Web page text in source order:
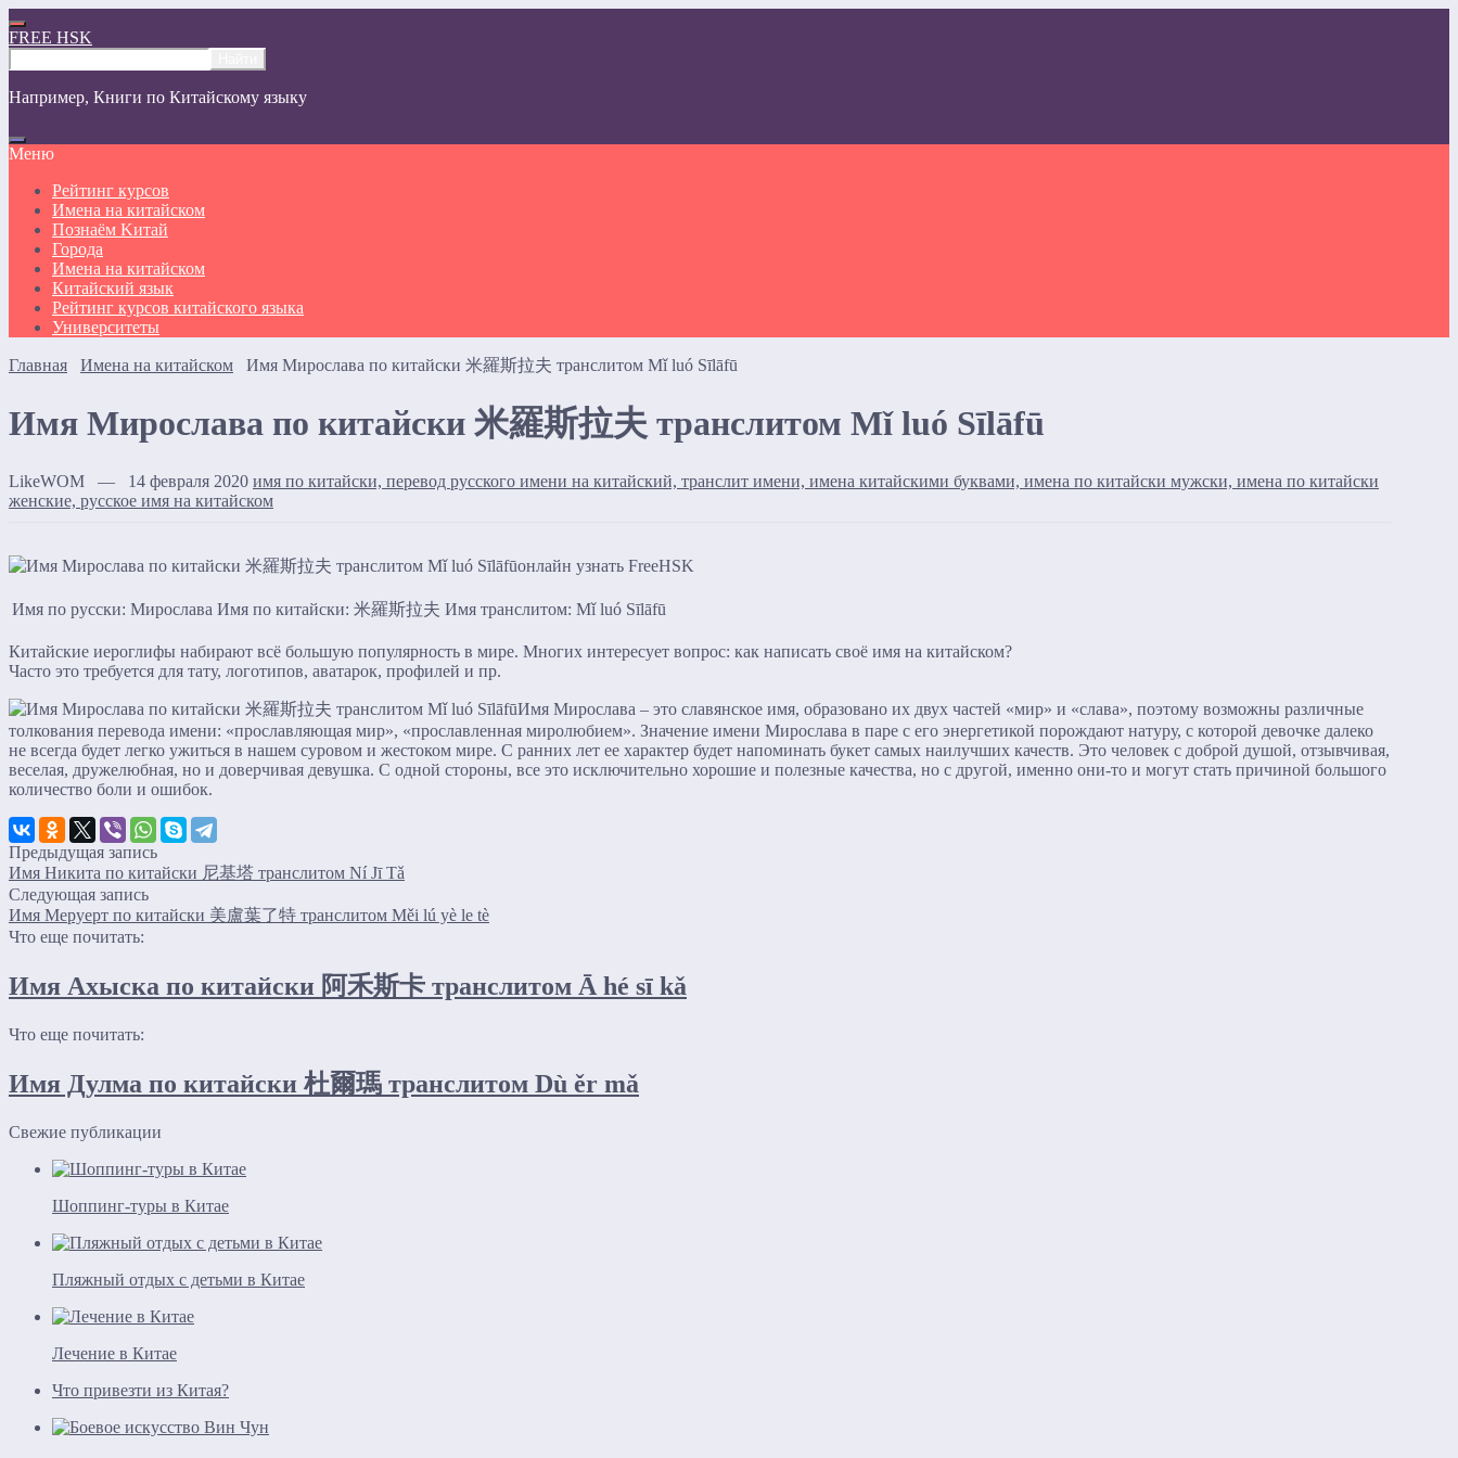
FREE HSK
Например, Книги по Китайскому языку
Меню
Рейтинг курсов
Имена на китайском
Познаём Kитай
Города
Имена на китайском
Китайский язык
Рейтинг курсов китайского языка
Университеты
Главная Имена на китайском Имя Мирослава по китайски 米羅斯拉夫 транслитом Mǐ luó Sīlāfū
Имя Мирослава по китайски 米羅斯拉夫 транслитом Mǐ luó Sīlāfū
LikeWOM — 14 февраля 2020 имя по китайски, перевод русского имени на китайский, транслит имени, имена китайскими буквами, имена по китайски мужски, имена по китайски
женские, русское имя на китайском
Имя по русски: Мирослава Имя по китайски: 米羅斯拉夫 Имя транслитом: Mǐ luó Sīlāfū
Китайские иероглифы набирают всё большую популярность в мире. Многих интересует вопрос: как написать своё имя на китайском?
Часто это требуется для тату, логотипов, аватарок, профилей и пр.
Имя Мирослава – это славянское имя, образовано их двух частей «мир» и «слава», поэтому возможны различные
толкования перевода имени: «прославляющая мир», «прославленная миролюбием». Значение имени Мирослава в паре с его энергетикой порождают натуру, с которой девочке далеко
не всегда будет легко ужиться в нашем суровом и жестоком мире. С ранних лет ее характер будет напоминать букет самых наилучших качеств. Это человек с доброй душой, отзывчивая,
веселая, дружелюбная, но и доверчивая девушка. С одной стороны, все это исключительно хорошие и полезные качества, но с другой, именно они-то и могут стать причиной большого
количество боли и ошибок.
Предыдущая запись
Имя Никита по китайски 尼基塔 транслитом Ní Jī Tǎ
Следующая запись
Имя Меруерт по китайски 美盧葉了特 транслитом Měi lú yè le tè
Что еще почитать:
Имя Ахыска по китайски 阿禾斯卡 транслитом Ā hé sī kǎ
Что еще почитать:
Имя Дулма по китайски 杜爾瑪 транслитом Dù ěr mǎ
Свежие публикации
Шоппинг-туры в Китае
Пляжный отдых с детьми в Китае
Лечение в Китае
Что привезти из Китая?